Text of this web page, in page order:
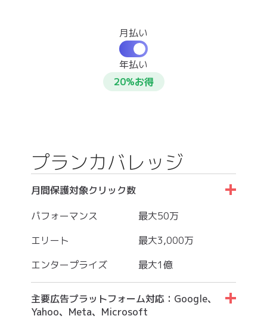
月払い
年払い
20%お得
プランカバレッジ
月間保護対象クリック数
パフォーマンス
最大50万
エリート
最大3,000万
エンタープライズ
最大1億
主要広告プラットフォーム対応：Google、
Yahoo、Meta、Microsoft